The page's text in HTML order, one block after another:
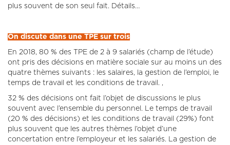
plus souvent de son seul fait. Détails…
On discute dans une TPE sur trois
En 2018, 80 % des TPE de 2 à 9 salariés (champ de l’étude)
ont pris des décisions en matière sociale sur au moins un des
quatre thèmes suivants : les salaires, la gestion de l’emploi, le
temps de travail et les conditions de travail. ,
32 % des décisions ont fait l’objet de discussions le plus
souvent avec l’ensemble du personnel. Le temps de travail
(20 % des décisions) et les conditions de travail (29%) font
plus souvent que les autres thèmes l’objet d’une
concertation entre l’employeur et les salariés. La gestion de